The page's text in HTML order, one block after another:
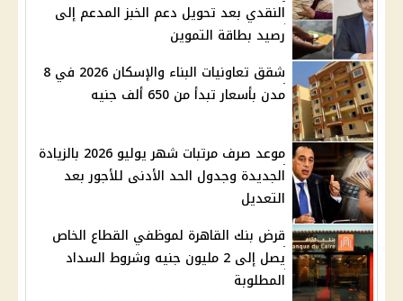
النقدي بعد تحويل دعم الخبز المدعم إلى
رصيد بطاقة التموين
شقق تعاونيات البناء والإسكان 2026 في 8
مدن بأسعار تبدأ من 650 ألف جنيه
موعد صرف مرتبات شهر يوليو 2026 بالزيادة
الجديدة وجدول الحد الأدنى للأجور بعد
التعديل
قرض بنك القاهرة لموظفي القطاع الخاص
يصل إلى 2 مليون جنيه وشروط السداد
المطلوبة